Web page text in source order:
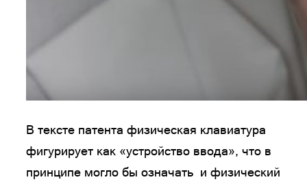
В тексте патента физическая клавиатура
фигурирует как «устройство ввода», что в
принципе могло бы означать и физический